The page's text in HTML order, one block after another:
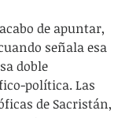
de apuntar,
señala esa
doble
política. Las
de Sacristán,